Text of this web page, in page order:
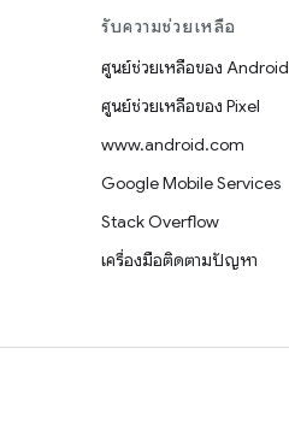
รับความช่วยเหลือ
ศูนย์ช่วยเหลือของ Android
ศูนย์ช่วยเหลือของ Pixel
www.android.com
Google Mobile Services
Stack Overflow
เครื่องมือติดตามปัญหา